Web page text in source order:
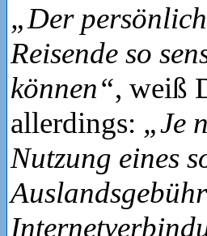
„Der
Reisende so
können“, weiß
allerdings: „Je
Nutzung eines